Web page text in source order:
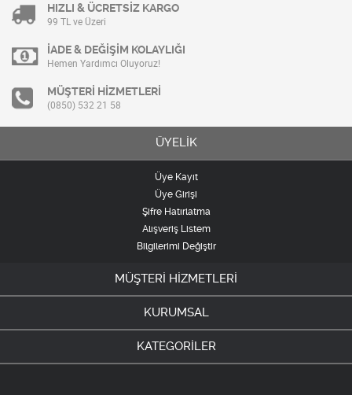
HIZLI & ÜCRETSİZ KARGO
99 TL ve Üzeri
İADE & DEĞİŞİM KOLAYLIĞI
Hemen Yardımcı Oluyoruz!
MÜŞTERİ HİZMETLERİ
(0850) 532 21 58
ÜYELİK
Üye Kayıt
Üye Girişi
Şifre Hatırlatma
Alışveriş Listem
Bilgilerimi Değiştir
MÜŞTERİ HİZMETLERİ
KURUMSAL
KATEGORİLER